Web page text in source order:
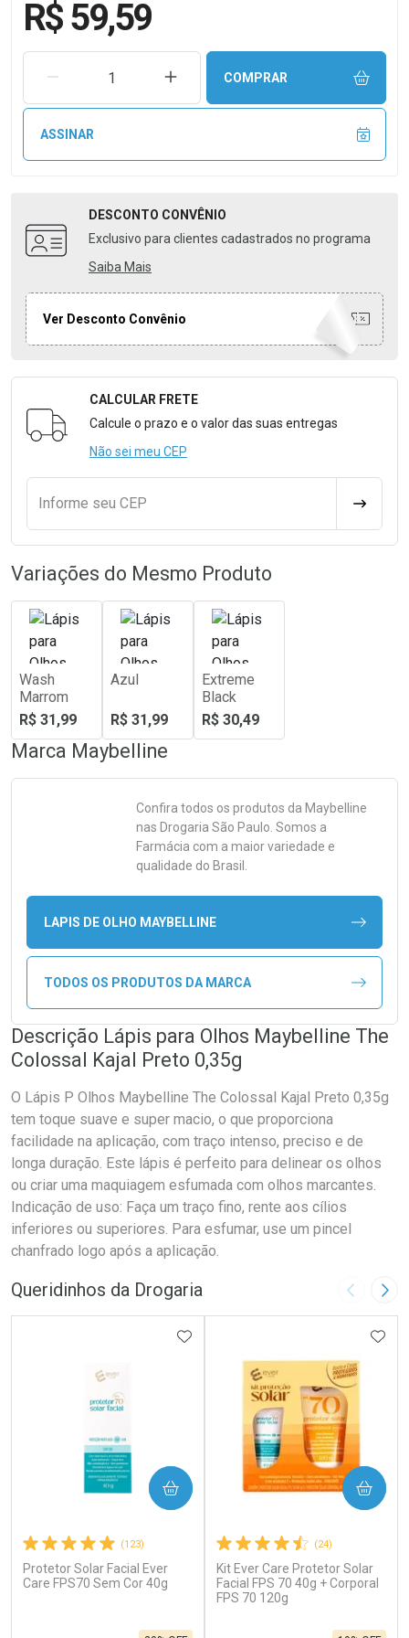
R$ 59,59
REMOVER UMA UNIDADEAUMENTAR UMA UNIDADE
COMPRAR
ASSINAR
DESCONTO CONVÊNIO
Exclusivo para clientes cadastrados no programa
Saiba Mais
Ver Desconto Convênio
Formulário para Calcular o Frete
CALCULAR FRETE
Calcule o prazo e o valor das suas entregas
Não sei meu CEP
Informe seu CEP
Variações do Mesmo Produto
Wash
Marrom
R$ 31,99
Azul
R$ 31,99
Extreme
Black
R$ 30,49
Marca Maybelline
Confira todos os produtos da Maybelline
nas Drogaria São Paulo. Somos a
Farmácia com a maior variedade e
qualidade do Brasil.
LAPIS DE OLHO MAYBELLINE
TODOS OS PRODUTOS DA MARCA
Descrição Lápis para Olhos Maybelline The
Colossal Kajal Preto 0,35g
O Lápis P Olhos Maybelline The Colossal Kajal Preto 0,35g
tem toque suave e super macio, o que proporciona
facilidade na aplicação, com traço intenso, preciso e de
longa duração. Este lápis é perfeito para delinear os olhos
ou criar uma maquiagem esfumada com olhos marcantes.
Indicação de uso: Faça um traço fino, rente aos cílios
inferiores ou superiores. Para esfumar, use um pincel
chanfrado logo após a aplicação.
Queridinhos da Drogaria Imagem
(123)
Protetor Solar Facial Ever
Care FPS70 Sem Cor 40g
ADICIONAR AOS FAVORITOS
COMPRAR
(24)
Kit Ever Care Protetor Solar
Facial FPS 70 40g + Corporal
FPS 70 120g
COMPRAR